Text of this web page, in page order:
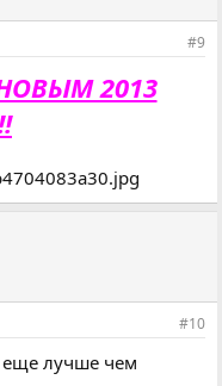
#9
2013
#10
лучше чем